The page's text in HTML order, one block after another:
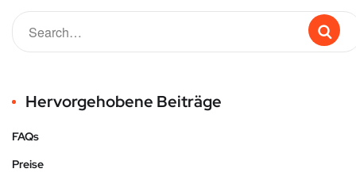
Hervorgehobene Beiträge
FAQs
Preise